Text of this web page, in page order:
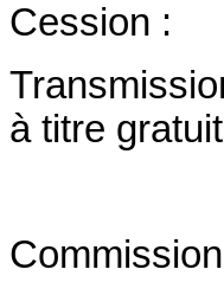
Cession :
à titre